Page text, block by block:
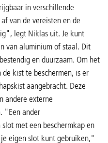
in verschillende
van de vereisten en de
legt Niklas uit. Je kunt
van aluminium of staal. Dit
en duurzaam. Om het
kist te beschermen, is er
aangebracht. Deze
andere externe
"Een ander
met een beschermkap en
eigen slot kunt gebruiken,"